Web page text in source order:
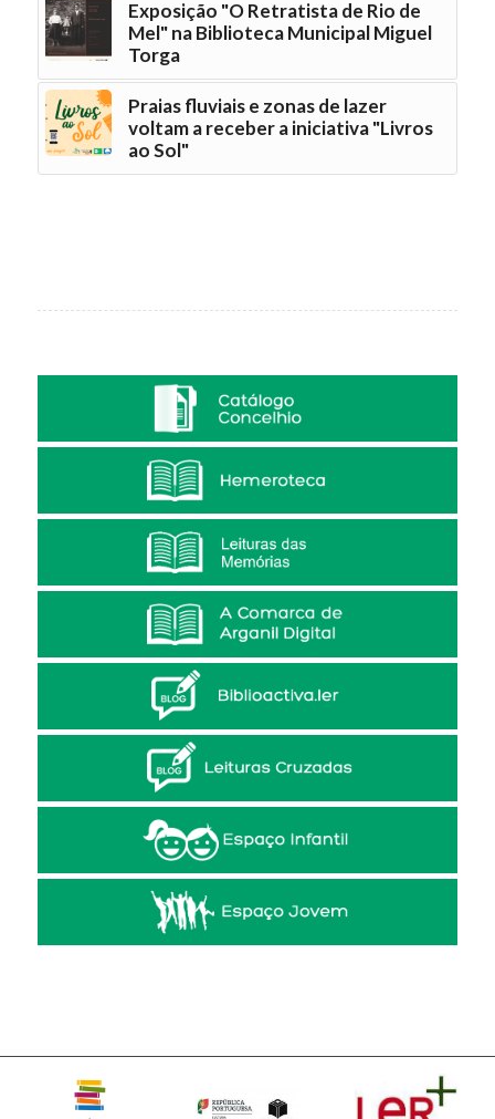
Exposição "O Retratista de Rio de
Mel" na Biblioteca Municipal Miguel
Torga
Praias fluviais e zonas de lazer
voltam a receber a iniciativa "Livros
ao Sol"